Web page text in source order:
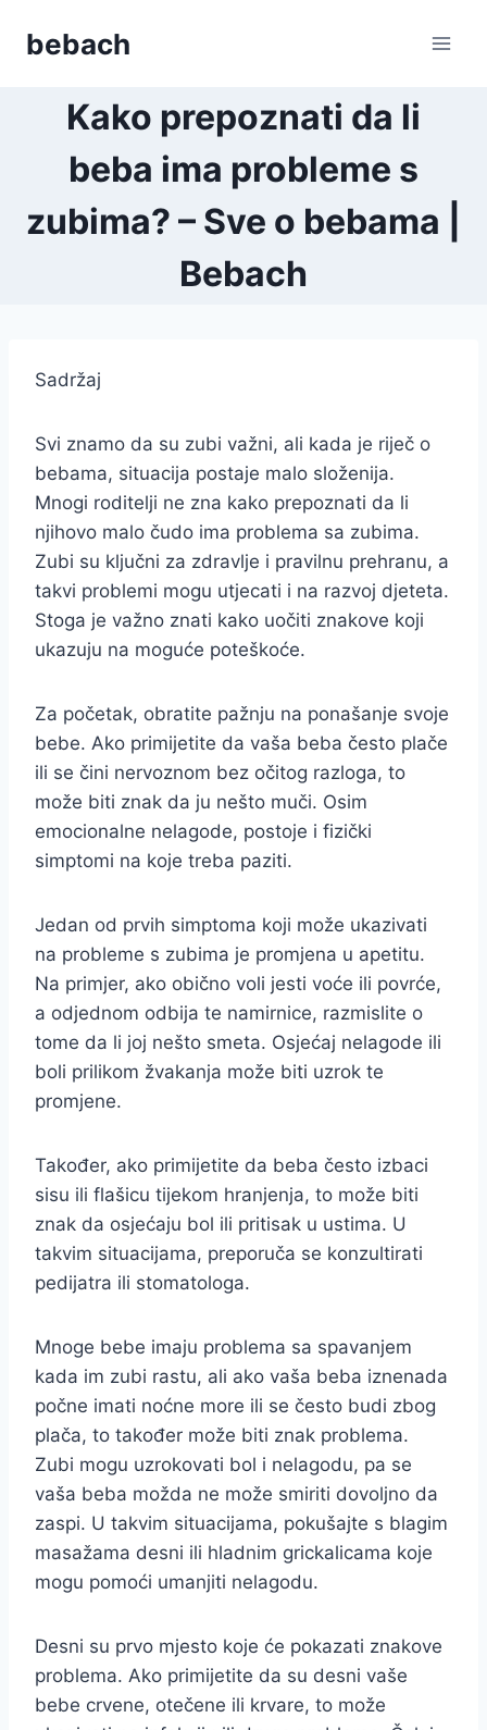
bebach
Kako prepoznati da li
beba ima probleme s
zubima? – Sve o bebama |
Bebach
Sadržaj
Svi znamo da su zubi važni, ali kada je riječ o
bebama, situacija postaje malo složenija.
Mnogi roditelji ne zna kako prepoznati da li
njihovo malo čudo ima problema sa zubima.
Zubi su ključni za zdravlje i pravilnu prehranu, a
takvi problemi mogu utjecati i na razvoj djeteta.
Stoga je važno znati kako uočiti znakove koji
ukazuju na moguće poteškoće.
Za početak, obratite pažnju na ponašanje svoje
bebe. Ako primijetite da vaša beba često plače
ili se čini nervoznom bez očitog razloga, to
može biti znak da ju nešto muči. Osim
emocionalne nelagode, postoje i fizički
simptomi na koje treba paziti.
Jedan od prvih simptoma koji može ukazivati
na probleme s zubima je promjena u apetitu.
Na primjer, ako obično voli jesti voće ili povrće,
a odjednom odbija te namirnice, razmislite o
tome da li joj nešto smeta. Osjećaj nelagode ili
boli prilikom žvakanja može biti uzrok te
promjene.
Također, ako primijetite da beba često izbaci
sisu ili flašicu tijekom hranjenja, to može biti
znak da osjećaju bol ili pritisak u ustima. U
takvim situacijama, preporuča se konzultirati
pedijatra ili stomatologa.
Mnoge bebe imaju problema sa spavanjem
kada im zubi rastu, ali ako vaša beba iznenada
počne imati noćne more ili se često budi zbog
plača, to također može biti znak problema.
Zubi mogu uzrokovati bol i nelagodu, pa se
vaša beba možda ne može smiriti dovoljno da
zaspi. U takvim situacijama, pokušajte s blagim
masažama desni ili hladnim grickalicama koje
mogu pomoći umanjiti nelagodu.
Desni su prvo mjesto koje će pokazati znakove
problema. Ako primijetite da su desni vaše
bebe crvene, otečene ili krvare, to može